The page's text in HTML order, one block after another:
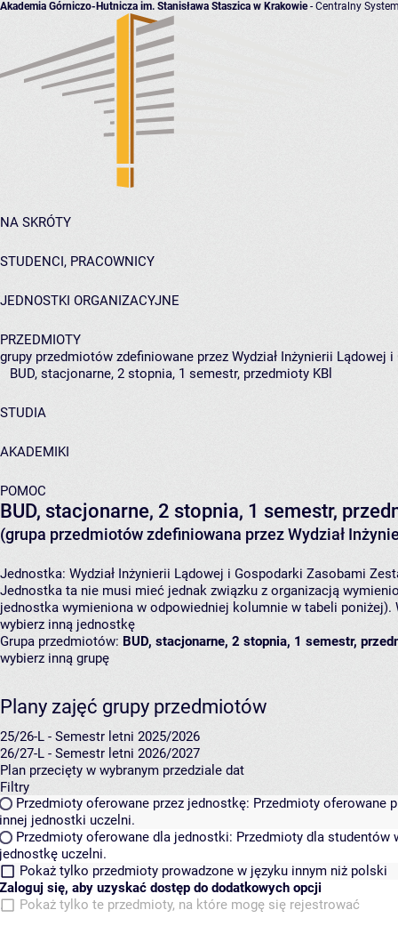
Akademia Górniczo-Hutnicza im. Stanisława Staszica w Krakowie- Centralny
NA SKRÓTY
STUDENCI, PRACOWNICY
JEDNOSTKI ORGANIZACYJNE
PRZEDMIOTY
grupy przedmiotów zdefiniowane przez Wydział Inżynierii Lądowej
BUD, stacjonarne, 2 stopnia, 1 semestr, przedmioty KBl
STUDIA
AKADEMIKI
POMOC
BUD, stacjonarne, 2 stopnia, 1 semestr,
(grupa przedmiotów zdefiniowana przez Wydział
Jednostka: Wydział Inżynierii Lądowej i Gospodarki Zasobami
Jednostka ta nie musi mieć jednak związku z organizacją
jednostka wymieniona w odpowiedniej kolumnie w tabeli
wybierz inną jednostkę
Grupa przedmiotów: BUD, stacjonarne, 2 stopnia, 1 semestr,
wybierz inną grupę
Plany zajęć grupy przedmiotów
25/26-L - Semestr letni 2025/2026
26/27-L - Semestr letni 2026/2027
Plan przecięty w wybranym przedziale dat
Filtry
Przedmioty oferowane przez jednostkę: Przedmioty oferowane
innej jednostki uczelni.
Przedmioty oferowane dla jednostki: Przedmioty dla studentów
jednostkę uczelni.
Pokaż tylko przedmioty prowadzone w języku innym niż polski
Zaloguj się, aby uzyskać dostęp do dodatkowych opcji
Pokaż tylko te przedmioty, na które mogę się rejestrować